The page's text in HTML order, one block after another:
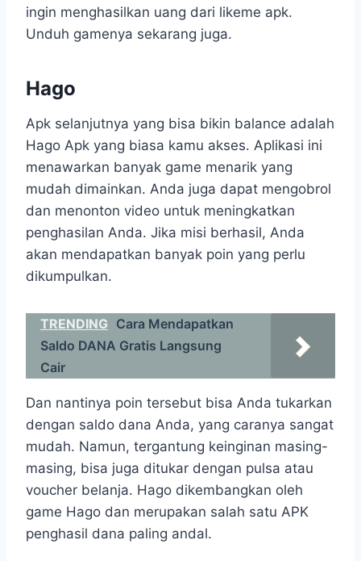
ingin menghasilkan uang dari likeme apk.
Unduh gamenya sekarang juga.
Hago
Apk selanjutnya yang bisa bikin balance adalah
Hago Apk yang biasa kamu akses. Aplikasi ini
menawarkan banyak game menarik yang
mudah dimainkan. Anda juga dapat mengobrol
dan menonton video untuk meningkatkan
penghasilan Anda. Jika misi berhasil, Anda
akan mendapatkan banyak poin yang perlu
dikumpulkan.
TRENDING Cara Mendapatkan
Saldo DANA Gratis Langsung
Cair
Dan nantinya poin tersebut bisa Anda tukarkan
dengan saldo dana Anda, yang caranya sangat
mudah. Namun, tergantung keinginan masing-
masing, bisa juga ditukar dengan pulsa atau
voucher belanja. Hago dikembangkan oleh
game Hago dan merupakan salah satu APK
penghasil dana paling andal.